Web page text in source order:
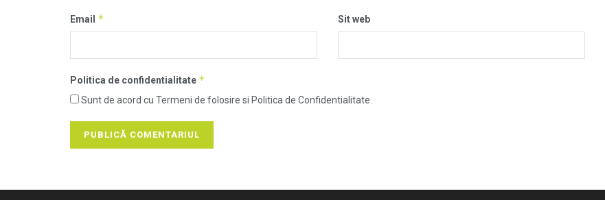
Email * Sit web
Politica de confidentialitate *
Sunt de acord cu Termeni de folosire si Politica de Confidentialitate.